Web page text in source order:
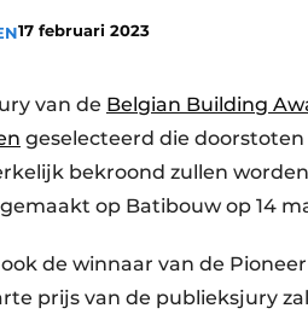
17 februari 2023
van de Belgian Building
geselecteerd die
bekroond zullen
op Batibouw op 14
ook de winnaar van de
prijs van de publieksjury